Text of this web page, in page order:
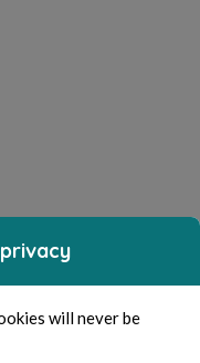
will never be